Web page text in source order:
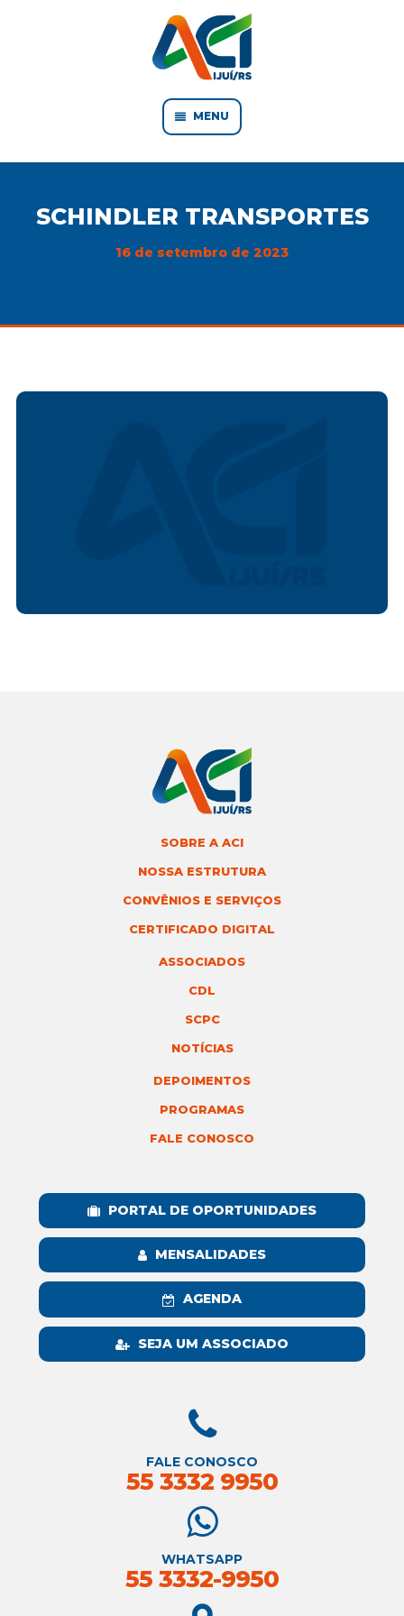
MENU
SCHINDLER TRANSPORTES
16 de setembro de 2023
SOBRE A ACI
NOSSA ESTRUTURA
CONVÊNIOS E SERVIÇOS
CERTIFICADO DIGITAL
ASSOCIADOS
CDL
SCPC
NOTÍCIAS
DEPOIMENTOS
PROGRAMAS
FALE CONOSCO
PORTAL DE OPORTUNIDADES
MENSALIDADES
AGENDA
SEJA UM ASSOCIADO
FALE CONOSCO
55 3332 9950
WHATSAPP
55 3332-9950